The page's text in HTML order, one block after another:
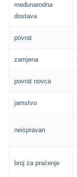
međunarodna
dostava
povrat
zamjena
povrat novca
jamstvo
neispravan
broj za praćenje